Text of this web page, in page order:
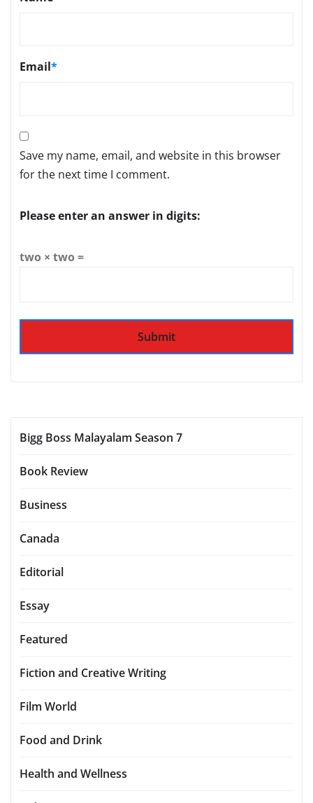
Email*
Save my name, email, and website in this browser
for the next time I comment.
Please enter an answer in digits:
two × two =
Bigg Boss Malayalam Season 7
Book Review
Business
Canada
Editorial
Essay
Featured
Fiction and Creative Writing
Film World
Food and Drink
Health and Wellness